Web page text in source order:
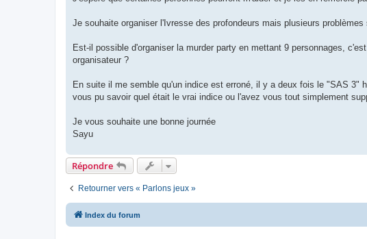
Je souhaite organiser l'Ivresse des profondeurs mais plusieurs problèmes
Est-il possible d'organiser la murder party en mettant 9 personnages,
organisateur ?
En suite il me semble qu'un indice est erroné, il y a deux fois le "SAS 3"
vous pu savoir quel était le vrai indice ou l'avez vous tout simplement
Je vous souhaite une bonne journée
Sayu
Répondre
Retourner vers « Parlons jeux »
Index du forum